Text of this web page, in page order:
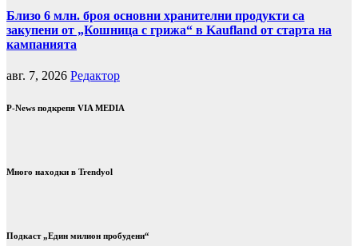
Близо 6 млн. броя основни хранителни продукти са
закупени от „Кошница с грижа“ в Kaufland от старта на
кампанията
авг. 7, 2026 Редактор
P-News подкрепя VIA MEDIA
Много находки в Trendyol
Подкаст „Един милион пробудени“